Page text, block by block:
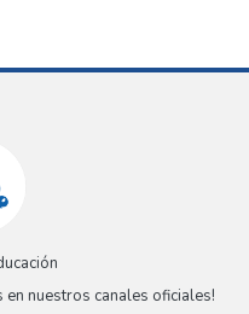
en nuestros canales oficiales!